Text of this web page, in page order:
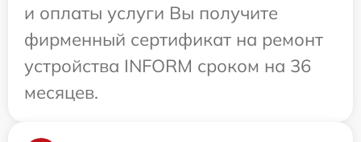
и оплаты услуги Вы получите
фирменный сертификат на ремонт
устройства INFORM сроком на 36
месяцев.